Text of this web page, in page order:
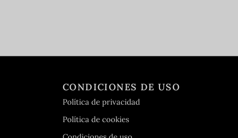
CONDICIONES DE USO
Política de privacidad
Política de cookies